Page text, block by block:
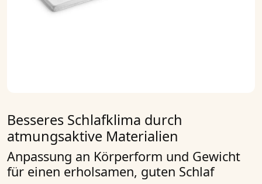
Besseres Schlafklima durch
atmungsaktive Materialien
Anpassung an Körperform und Gewicht
für einen erholsamen, guten Schlaf